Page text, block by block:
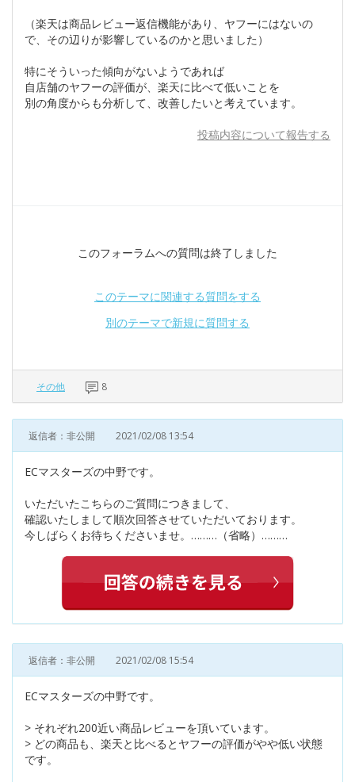
（楽天は商品レビュー返信機能があり、ヤフーにはないの
で、その辺りが影響しているのかと思いました）
特にそういった傾向がないようであれば
自店舗のヤフーの評価が、楽天に比べて低いことを
別の角度からも分析して、改善したいと考えています。
投稿内容について報告する
このフォーラムへの質問は終了しました
このテーマに関連する質問をする
別のテーマで新規に質問する
その他 8
返信者：非公開 2021/02/08 13:54
ECマスターズの中野です。
いただいたこちらのご質問につきまして、
確認いたしまして順次回答させていただいております。
今しばらくお待ちくださいませ。………（省略）………
返信者：非公開 2021/02/08 15:54
ECマスターズの中野です。
> それぞれ200近い商品レビューを頂いています。
> どの商品も、楽天と比べるとヤフーの評価がやや低い状態
です。